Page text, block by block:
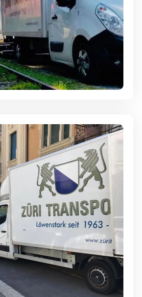
- Hervorragender